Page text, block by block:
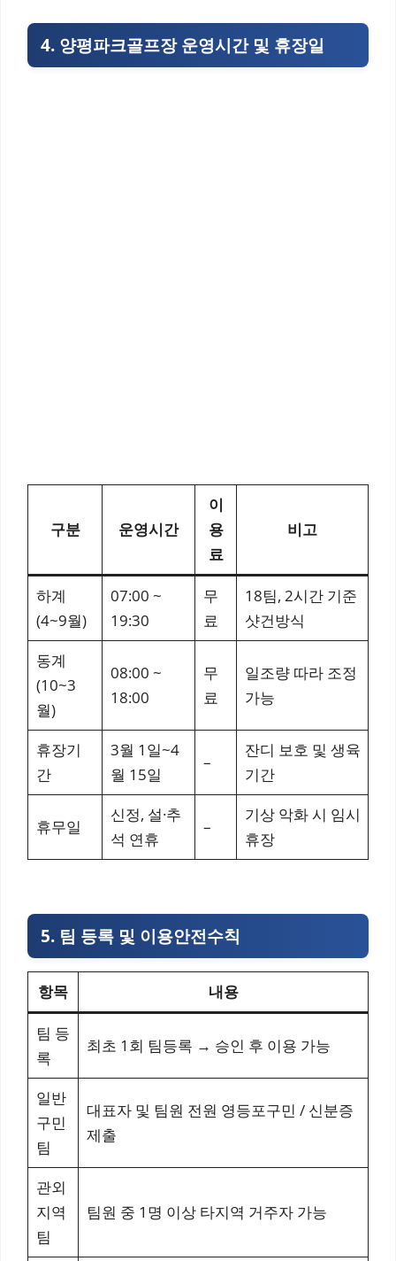
4. 양평파크골프장 운영시간 및 휴장일
구분 운영시간
이
용
료
비고
하계
(4~9월)
07:00 ~
19:30
무
료
18팀, 2시간 기준
샷건방식
동계
(10~3
월)
08:00 ~
18:00
무
료
일조량 따라 조정
가능
휴장기
간
3월 1일~4
월 15일
–
잔디 보호 및 생육
기간
휴무일
신정, 설·추
석 연휴
–
기상 악화 시 임시
휴장
5. 팀 등록 및 이용안전수칙
항목 내용
팀 등
록
최초 1회 팀등록 → 승인 후 이용 가능
일반
구민
팀
대표자 및 팀원 전원 영등포구민 / 신분증
제출
관외
지역
팀
팀원 중 1명 이상 타지역 거주자 가능